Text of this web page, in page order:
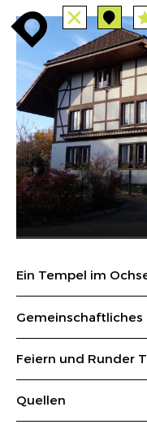
enroute enroute TUTTE
event EVENTS
close station
Ein Tempel im
Gemeinschaftliches
Feiern und Runder
Quellen